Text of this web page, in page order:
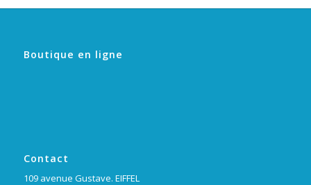
Boutique en ligne
Contact
109 avenue Gustave. EIFFEL